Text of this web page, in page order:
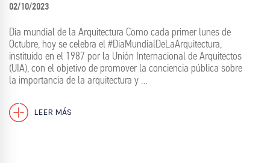
02/10/2023
Dia mundial de la Arquitectura Como cada primer lunes de
Octubre, hoy se celebra el #DiaMundialDeLaArquitectura,
instituido en el 1987 por la Unión Internacional de Arquitectos
(UIA), con el objetivo de promover la conciencia pública sobre
la importancia de la arquitectura y …
LEER MÁS